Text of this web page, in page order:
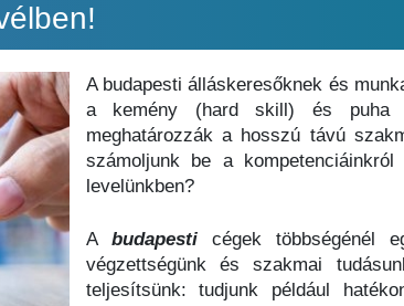
A budapesti álláskeresőknek és
a kemény (hard skill) és puha
meghatározzák a hosszú távú
számoljunk be a
levelünkben?
A budapesticégek többségénél
végzettségünk és szakmai
teljesítsünk: tudjunk például